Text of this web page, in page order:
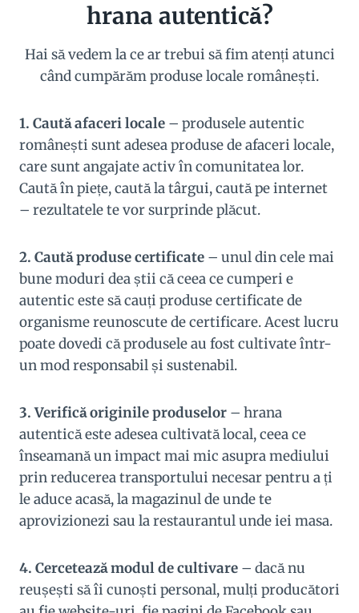
hrana autentică?
Hai să vedem la ce ar trebui să fim atenți atunci
când cumpărăm produse locale românești.
1. Caută afaceri locale – produsele autentic
românești sunt adesea produse de afaceri locale,
care sunt angajate activ în comunitatea lor.
Caută în piețe, caută la târgui, caută pe internet
– rezultatele te vor surprinde plăcut.
2. Caută produse certificate – unul din cele mai
bune moduri dea știi că ceea ce cumperi e
autentic este să cauți produse certificate de
organisme reunoscute de certificare. Acest lucru
poate dovedi că produsele au fost cultivate într-
un mod responsabil și sustenabil.
3. Verifică originile produselor – hrana
autentică este adesea cultivată local, ceea ce
înseamană un impact mai mic asupra mediului
prin reducerea transportului necesar pentru a ți
le aduce acasă, la magazinul de unde te
aprovizionezi sau la restaurantul unde iei masa.
4. Cercetează modul de cultivare – dacă nu
reușești să îi cunoști personal, mulți producători